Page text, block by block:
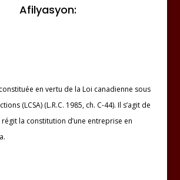
Afilyasyon:
en vertu de la Loi canadienne sous
(LCSA) (L.R.C. 1985, ch. C-44). Il s’agit de
la constitution d’une entreprise en